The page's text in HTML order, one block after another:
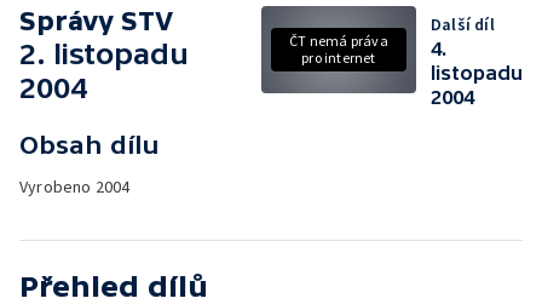
Správy STV
2. listopadu
2004
Obsah dílu
Vyrobeno 2004
ČT nemá práva
pro internet
Další díl
4.
listopadu
2004
Přehled dílů